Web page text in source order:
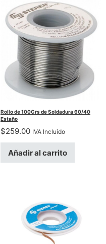
Rollo de 100Grs de Soldadura 60/40
Estaño
$259.00 IVA Incluido
Añadir al carrito